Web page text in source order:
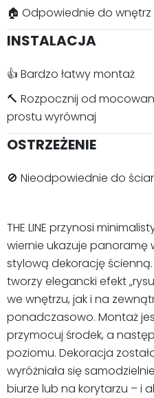
🏠 Odpowiednie do
INSTALACJA
👍 Bardzo łatwy montaż
🔨 Rozpocznij od
prostu wyrównaj
OSTRZEŻENIE
🚫 Nieodpowiednie do
THE LINE przynosi
wiernie ukazuje
stylową dekorację
tworzy elegancki efekt
we wnętrzu, jak i na
ponadczasowo. Montaż
przymocuj środek, a
poziomu. Dekoracja
wyróżniała się
biurze lub na korytarzu – i